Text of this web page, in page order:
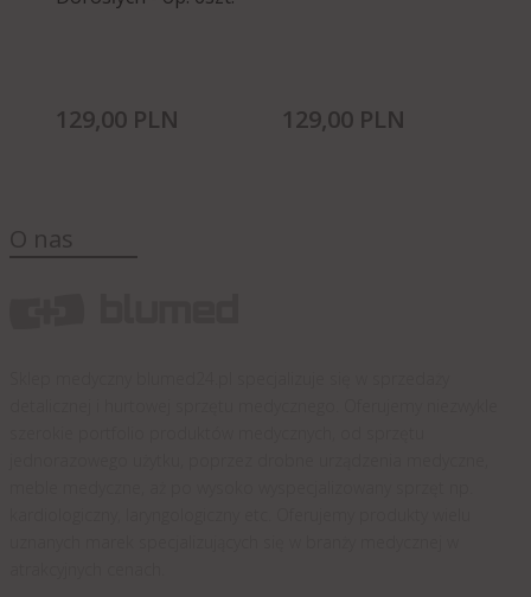
129,00 PLN 129,00 PLN
O nas